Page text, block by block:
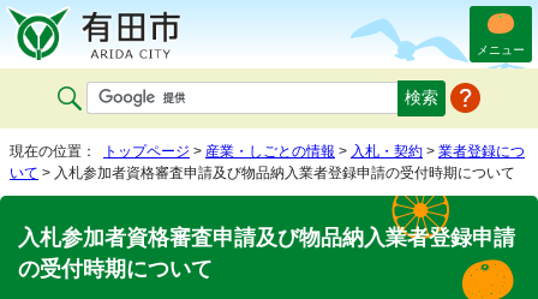
メニュー
現在の位置： トップページ > 産業・しごとの情報 > 入札・契約 > 業者登録につ
いて > 入札参加者資格審査申請及び物品納入業者登録申請の受付時期について
入札参加者資格審査申請及び物品納入業者登録申請
の受付時期について